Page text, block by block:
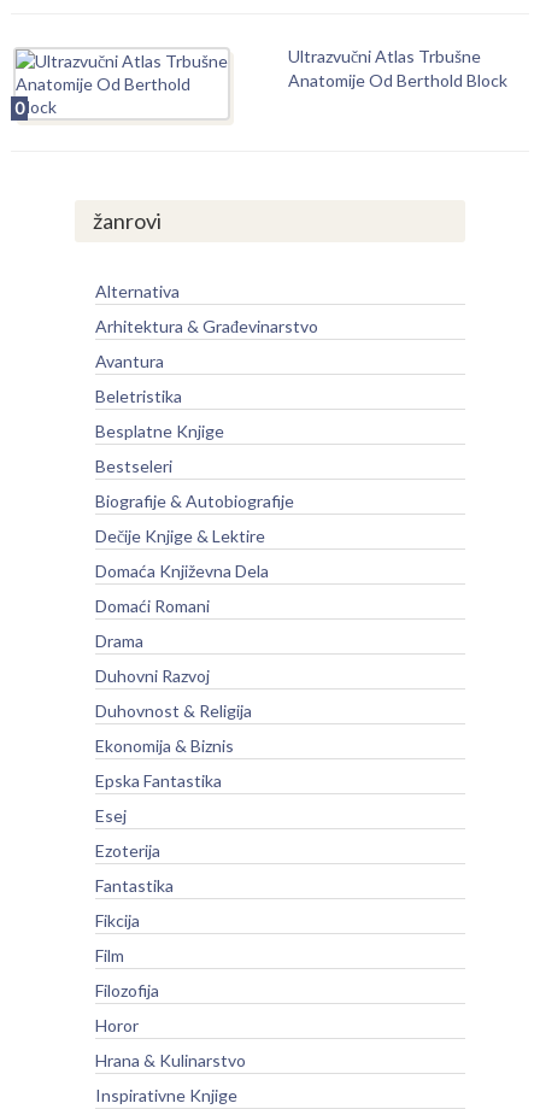
0
Ultrazvučni Atlas Trbušne
Anatomije Od Berthold Block
žanrovi
Alternativa
Arhitektura & Građevinarstvo
Avantura
Beletristika
Besplatne Knjige
Bestseleri
Biografije & Autobiografije
Dečije Knjige & Lektire
Domaća Književna Dela
Domaći Romani
Drama
Duhovni Razvoj
Duhovnost & Religija
Ekonomija & Biznis
Epska Fantastika
Esej
Ezoterija
Fantastika
Fikcija
Film
Filozofija
Horor
Hrana & Kulinarstvo
Inspirativne Knjige